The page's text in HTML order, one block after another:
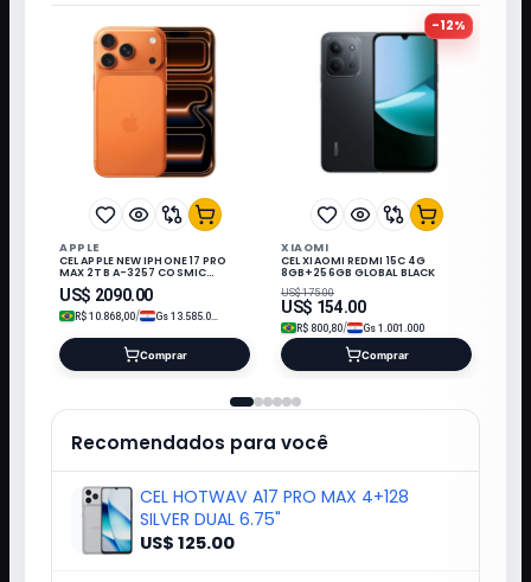
APPLE
CEL APPLE NEW IPHONE 17 PRO
MAX 2TB A-3257 COSMIC
ORANGE LL/A ESIM
US$ 2090.00
R$ 10.868,00/ Gs 13.585.000
Comprar
-12%
XIAOMI
CEL XIAOMI REDMI 15C 4G
8GB+256GB GLOBAL BLACK
US$175.00
US$ 154.00
R$ 800,80/ Gs 1.001.000
Comprar
Recomendados para você
CEL HOTWAV A17 PRO MAX 4+128
SILVER DUAL 6.75"
US$ 125.00